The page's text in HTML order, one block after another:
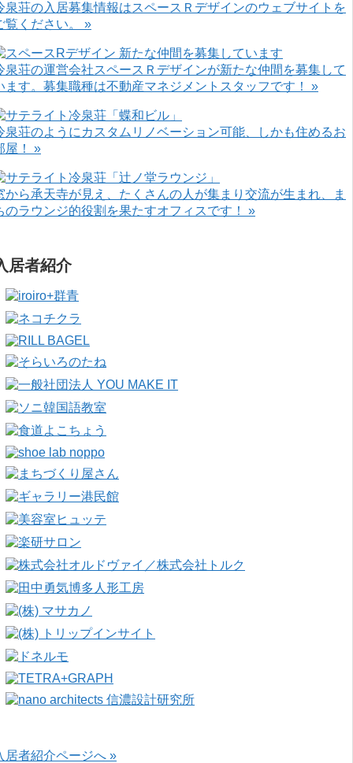
泉荘の入居募集情報はスペースＲデザインのウェブサイトを
覧ください。 »
泉荘の運営会社スペースＲデザインが新たな仲間を募集して
ます。募集職種は不動産マネジメントスタッフです！ »
泉荘のようにカスタムリノベーション可能、しかも住めるお
屋！ »
から承天寺が見え、たくさんの人が集まり交流が生まれ、ま
のラウンジ的役割を果たすオフィスです！ »
居者紹介
居者紹介ページへ »